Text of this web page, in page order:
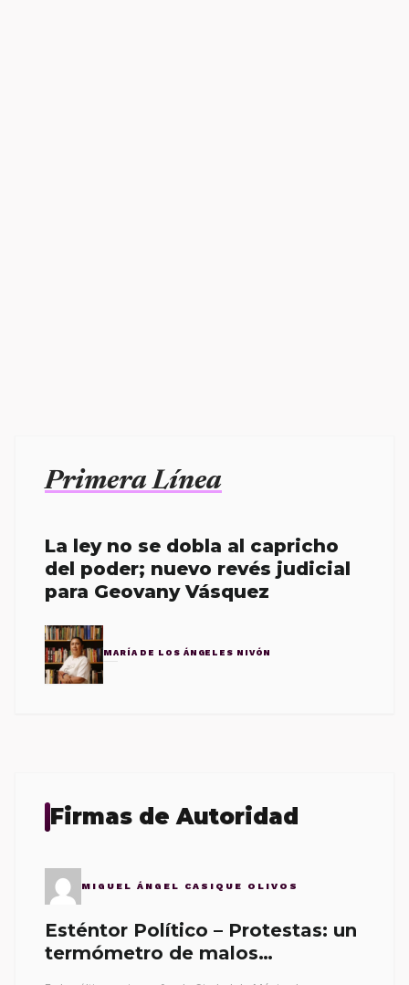
Primera Línea
La ley no se dobla al capricho
del poder; nuevo revés judicial
para Geovany Vásquez
MARÍA DE LOS ÁNGELES NIVÓN
Firmas de Autoridad
MIGUEL ÁNGEL CASIQUE OLIVOS
Esténtor Político – Protestas: un
termómetro de malos